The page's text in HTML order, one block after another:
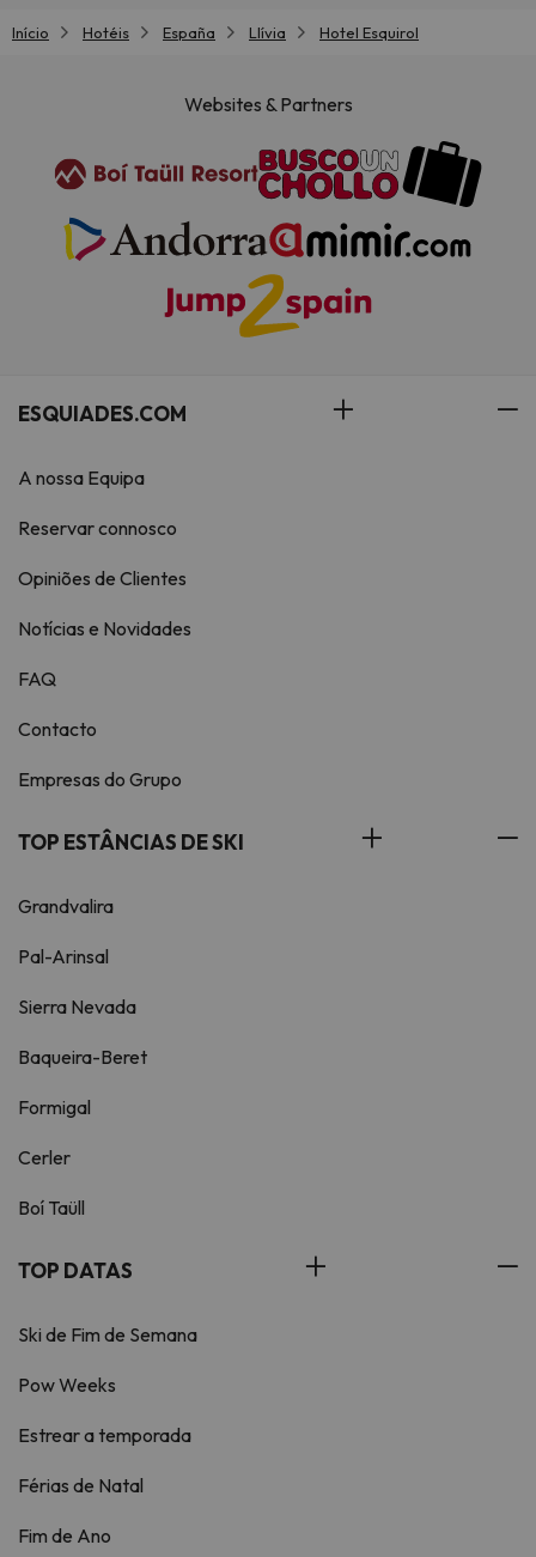
Início Hotéis España Llívia Hotel Esquirol
Websites & Partners
ESQUIADES.COM
A nossa Equipa
Reservar connosco
Opiniões de Clientes
Notícias e Novidades
FAQ
Contacto
Empresas do Grupo
TOP ESTÂNCIAS DE SKI
Grandvalira
Pal-Arinsal
Sierra Nevada
Baqueira-Beret
Formigal
Cerler
Boí Taüll
TOP DATAS
Ski de Fim de Semana
Pow Weeks
Estrear a temporada
Férias de Natal
Fim de Ano